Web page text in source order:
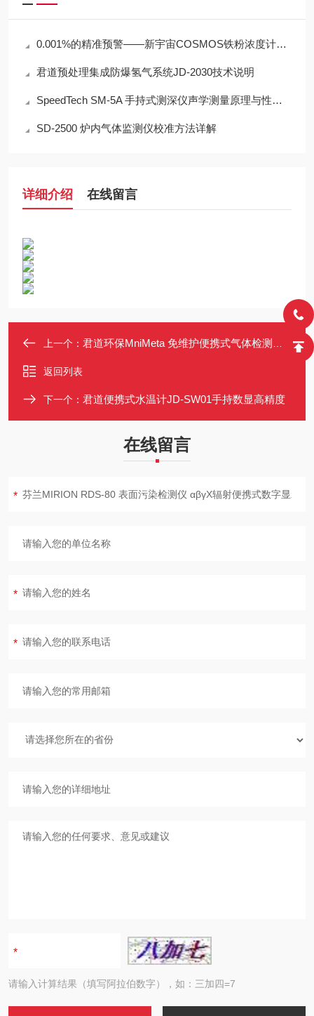
0.001%的精准预警——新宇宙COSMOS铁粉浓度计SDM-72守护齿轮箱健康
君道预处理集成防爆氢气系统JD-2030技术说明
SpeedTech SM-5A 手持式测深仪声学测量原理与性能分析
SD-2500 炉内气体监测仪校准方法详解
详细介绍 在线留言
上一个： 君道环保MniMeta 免维护便携式气体检测报警仪（氮气N2)
返回列表
下一个： 君道便携式水温计JD-SW01手持数显高精度
在线留言
请输入计算结果（填写阿拉伯数字），如：三加四=7